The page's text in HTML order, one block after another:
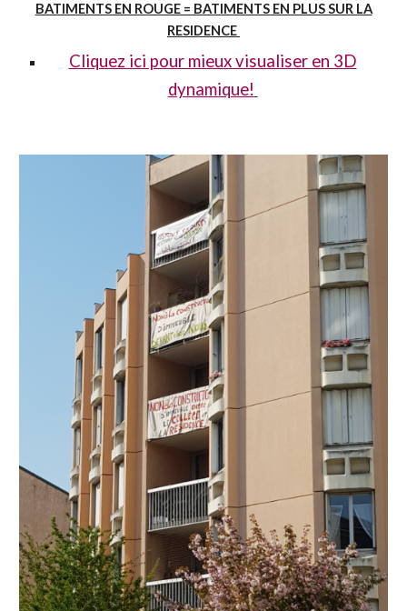
BATIMENTS EN ROUGE = BATIMENTS EN PLUS SUR LA
RESIDENCE
Cliquez ici pour mieux visualiser en 3D
dynamique!